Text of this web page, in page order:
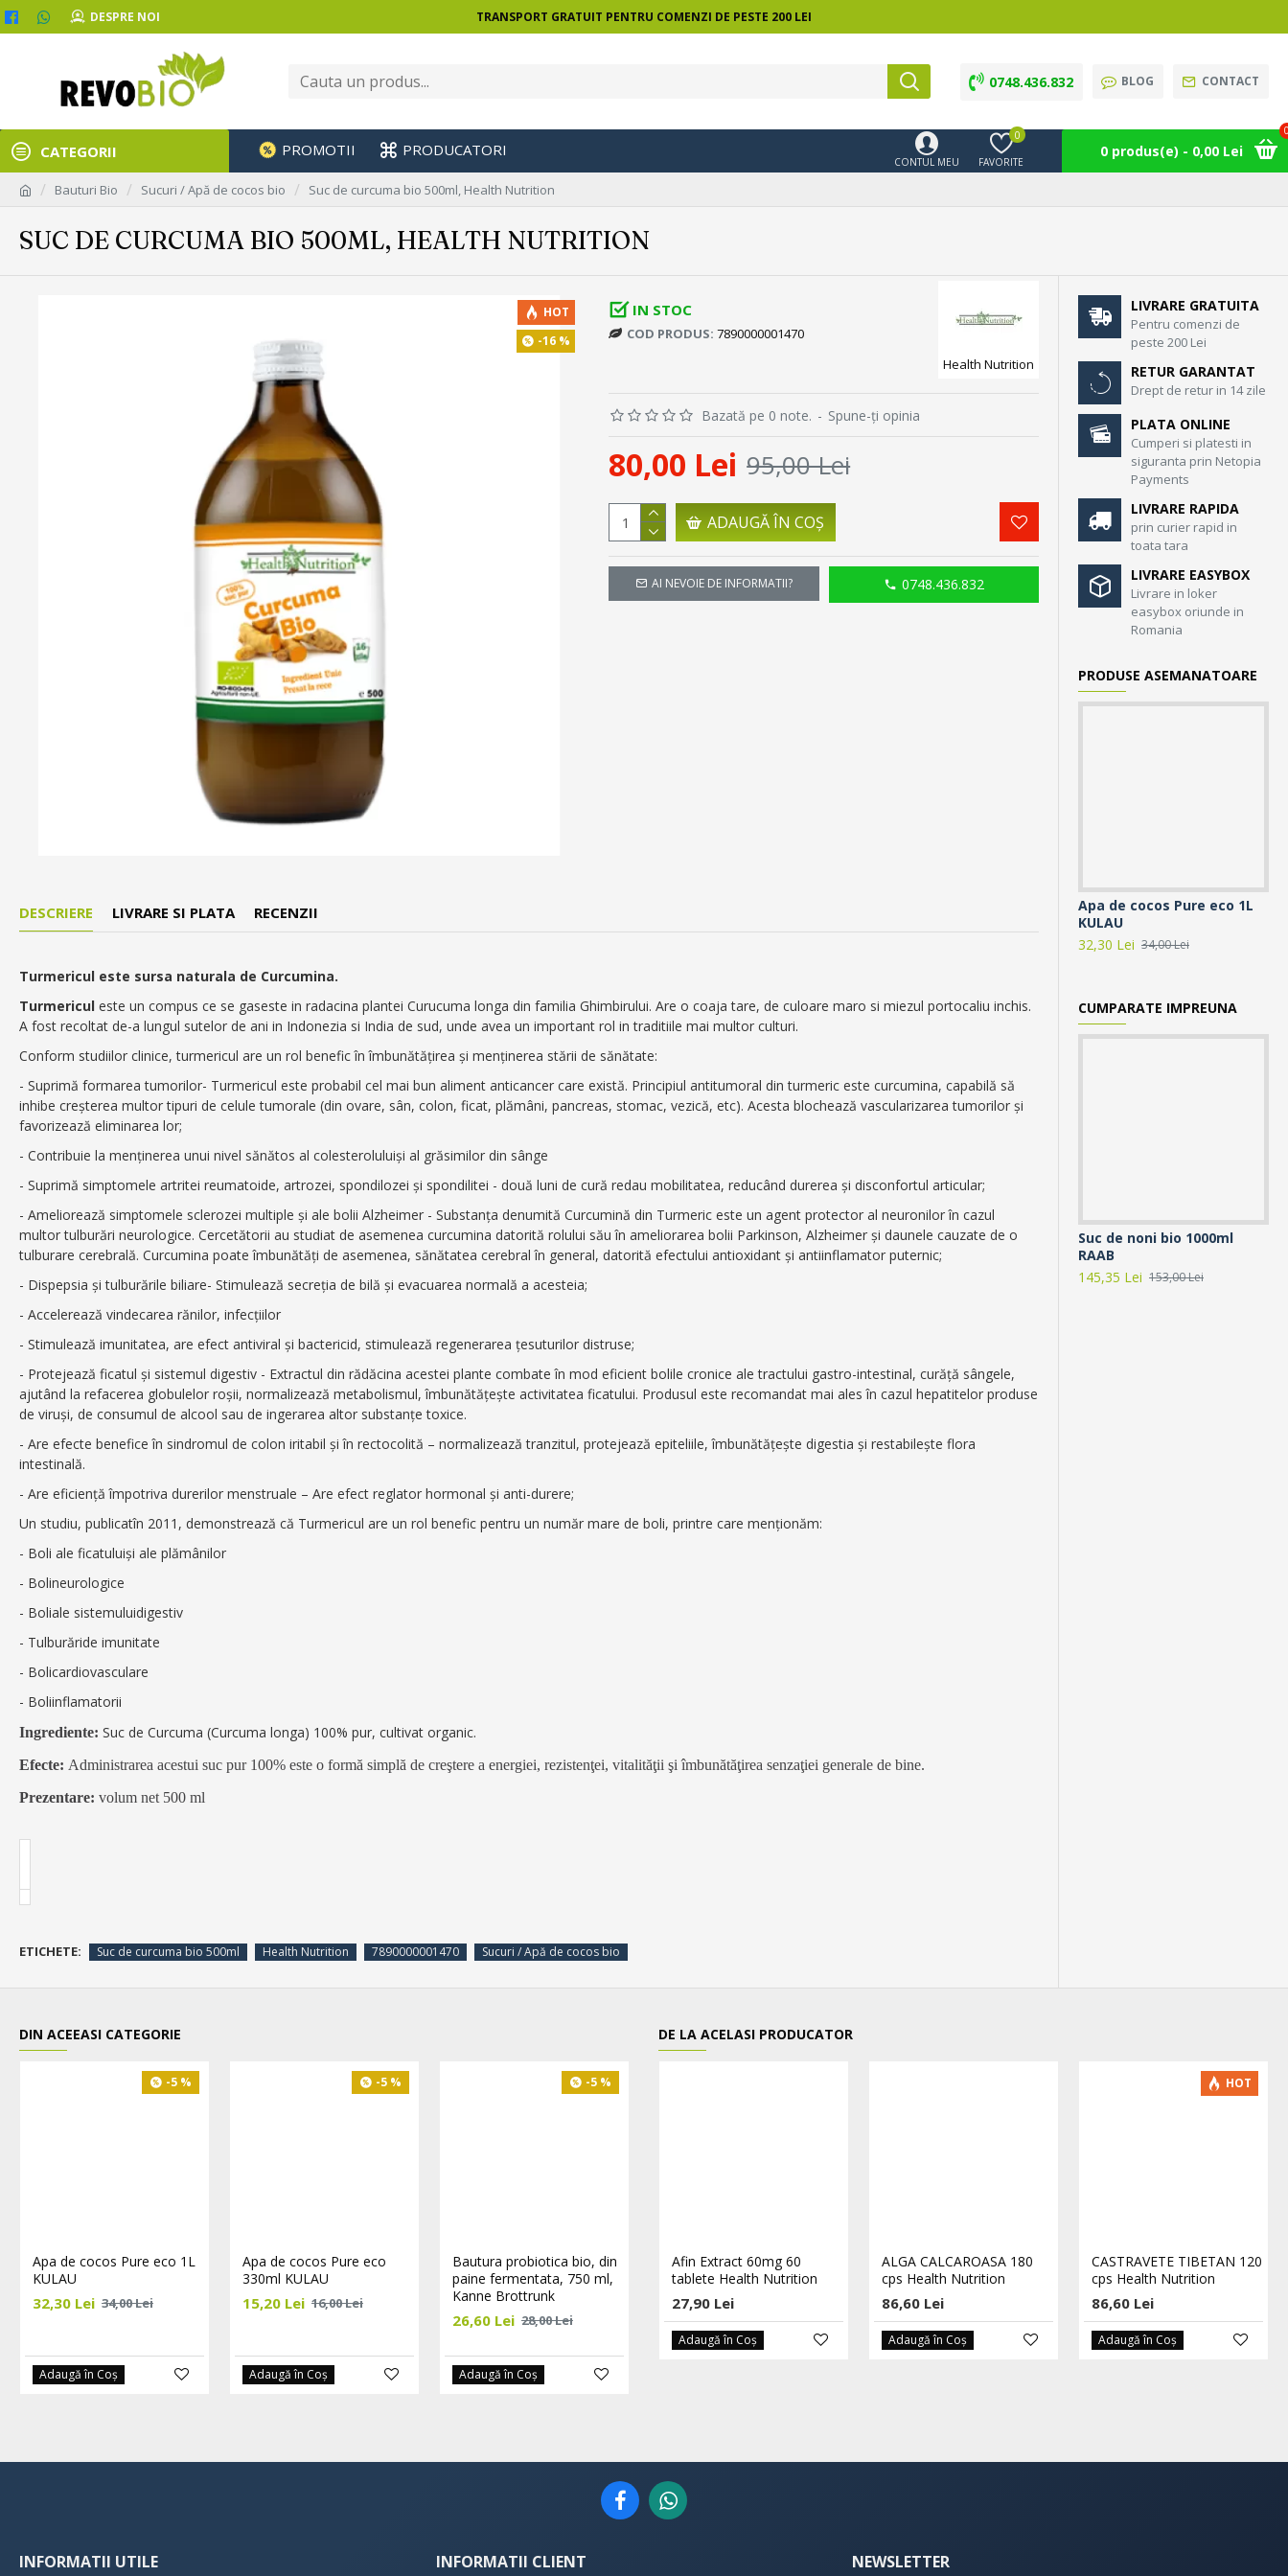
DESPRE NOI TRANSPORT GRATUIT PENTRU COMENZI DE PESTE 200 LEI
0748.436.832 BLOG CONTACT
CATEGORII PROMOTII PRODUCATORI
CONTUL MEU FAVORITE
0
0 produs(e) - 0,00 Lei
Bauturi Bio Sucuri / Apă de cocos bio Suc de curcuma bio 500ml, Health Nutrition
SUC DE CURCUMA BIO 500ML, HEALTH NUTRITION
HOT
-16 %
IN STOC
COD PRODUS: 7890000001470
Health Nutrition
Bazată pe 0 note. - Spune-ţi opinia
80,00 Lei 95,00 Lei
ADAUGĂ ÎN COŞ
AI NEVOIE DE INFORMATII? 0748.436.832
DESCRIERE LIVRARE SI PLATA RECENZII
Turmericul este sursa naturala de Curcumina.
Turmericul este un compus ce se gaseste in radacina plantei Curucuma longa din familia Ghimbirului. Are o coaja tare, de culoare maro si miezul portocaliu inchis.
A fost recoltat de-a lungul sutelor de ani in Indonezia si India de sud, unde avea un important rol in traditiile mai multor culturi.
Conform studiilor clinice, turmericul are un rol benefic în îmbunătățirea și menținerea stării de sănătate:
- Suprimă formarea tumorilor- Turmericul este probabil cel mai bun aliment anticancer care există. Principiul antitumoral din turmeric este curcumina, capabilă să
inhibe creșterea multor tipuri de celule tumorale (din ovare, sân, colon, ficat, plămâni, pancreas, stomac, vezică, etc). Acesta blochează vascularizarea tumorilor și
favorizează eliminarea lor;
- Contribuie la menținerea unui nivel sănătos al colesteroluluiși al grăsimilor din sânge
- Suprimă simptomele artritei reumatoide, artrozei, spondilozei și spondilitei - două luni de cură redau mobilitatea, reducând durerea și disconfortul articular;
- Ameliorează simptomele sclerozei multiple și ale bolii Alzheimer - Substanța denumită Curcumină din Turmeric este un agent protector al neuronilor în cazul
multor tulburări neurologice. Cercetătorii au studiat de asemenea curcumina datorită rolului său în ameliorarea bolii Parkinson, Alzheimer și daunele cauzate de o
tulburare cerebrală. Curcumina poate îmbunătăți de asemenea, sănătatea cerebral în general, datorită efectului antioxidant și antiinflamator puternic;
- Dispepsia și tulburările biliare- Stimulează secreția de bilă și evacuarea normală a acesteia;
- Accelerează vindecarea rănilor, infecțiilor
- Stimulează imunitatea, are efect antiviral și bactericid, stimulează regenerarea țesuturilor distruse;
- Protejează ficatul și sistemul digestiv - Extractul din rădăcina acestei plante combate în mod eficient bolile cronice ale tractului gastro-intestinal, curăţă sângele,
ajutând la refacerea globulelor roşii, normalizează metabolismul, îmbunătăţeşte activitatea ficatului. Produsul este recomandat mai ales în cazul hepatitelor produse
de viruși, de consumul de alcool sau de ingerarea altor substanțe toxice.
- Are efecte benefice în sindromul de colon iritabil și în rectocolită – normalizează tranzitul, protejează epiteliile, îmbunătăţește digestia şi restabilește flora
intestinală.
- Are eficiență împotriva durerilor menstruale – Are efect reglator hormonal și anti-durere;
Un studiu, publicatîn 2011, demonstrează că Turmericul are un rol benefic pentru un număr mare de boli, printre care menționăm:
- Boli ale ficatuluiși ale plămânilor
- Bolineurologice
- Boliale sistemuluidigestiv
- Tulburăride imunitate
- Bolicardiovasculare
- Boliinflamatorii
Ingrediente: Suc de Curcuma (Curcuma longa) 100% pur, cultivat organic.
Efecte: Administrarea acestui suc pur 100% este o formă simplă de creştere a energiei, rezistenţei, vitalităţii şi îmbunătăţirea senzaţiei generale de bine.
Prezentare: volum net 500 ml
ETICHETE: Suc de curcuma bio 500ml Health Nutrition 7890000001470 Sucuri / Apă de cocos bio
LIVRARE GRATUITA
Pentru comenzi de
peste 200 Lei
RETUR GARANTAT
Drept de retur in 14 zile
PLATA ONLINE
Cumperi si platesti in
siguranta prin Netopia
Payments
LIVRARE RAPIDA
prin curier rapid in
toata tara
LIVRARE EASYBOX
Livrare in loker
easybox oriunde in
Romania
PRODUSE ASEMANATOARE
Apa de cocos Pure eco 1L
KULAU
32,30 Lei 34,00 Lei
CUMPARATE IMPREUNA
Suc de noni bio 1000ml
RAAB
145,35 Lei 153,00 Lei
DIN ACEEASI CATEGORIE
-5 %
Apa de cocos Pure eco 1L
KULAU
32,30 Lei 34,00 Lei
Adaugă în Coş
-5 %
Apa de cocos Pure eco
330ml KULAU
15,20 Lei 16,00 Lei
Adaugă în Coş
-5 %
Bautura probiotica bio, din
paine fermentata, 750 ml,
Kanne Brottrunk
26,60 Lei 28,00 Lei
Adaugă în Coş
Graviola din Madagascar —
piure 100% natural și
ecologic, la sticlă de 1L |
Ediție Limitată
174,75 Lei 198,58 Lei
Kombucha cu visine si
menta bio 330ml Biona
17,10 Lei 18,00 Lei
DE LA ACELASI PRODUCATOR
Afin Extract 60mg 60
tablete Health Nutrition
27,90 Lei
Adaugă în Coş
ALGA CALCAROASA 180
cps Health Nutrition
86,60 Lei
Adaugă în Coş
HOT
CASTRAVETE TIBETAN 120
cps Health Nutrition
86,60 Lei
Adaugă în Coş
INFORMATII UTILE INFORMATII CLIENT NEWSLETTER